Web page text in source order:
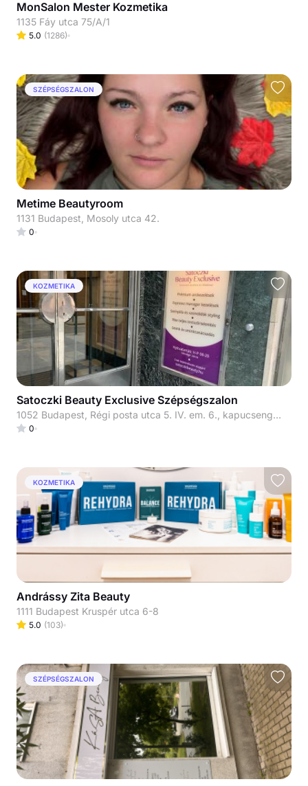
MonSalon Mester Kozmetika
1135 Fáy utca 75/A/1
5.0 (1286)
SZÉPSÉGSZALON
Metime Beautyroom
1131 Budapest, Mosoly utca 42.
0
KOZMETIKA
Satoczki Beauty Exclusive Szépségszalon
1052 Budapest, Régi posta utca 5. IV. em. 6., kapucsengő: 33
0
KOZMETIKA
Andrássy Zita Beauty
1111 Budapest Kruspér utca 6-8
5.0 (103)
SZÉPSÉGSZALON